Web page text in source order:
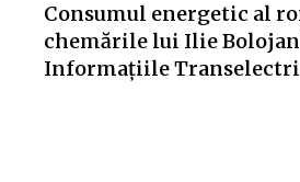
Consumul energetic al
chemările lui Ilie
Informațiile